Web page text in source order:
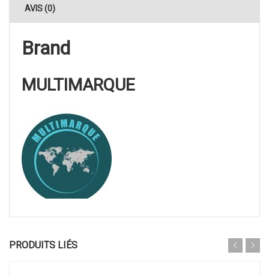
AVIS (0)
Brand
MULTIMARQUE
PRODUITS LIÉS